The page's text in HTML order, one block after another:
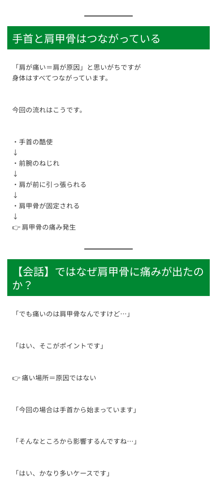
手首と肩甲骨はつながっている
「肩が痛い＝肩が原因」と思いがちですが
身体はすべてつながっています。
今回の流れはこうです。
・手首の酷使
↓
・前腕のねじれ
↓
・肩が前に引っ張られる
↓
・肩甲骨が固定される
↓
👉 肩甲骨の痛み発生
【会話】ではなぜ肩甲骨に痛みが出たの
か？
「でも痛いのは肩甲骨なんですけど…」
「はい、そこがポイントです」
👉 痛い場所＝原因ではない
「今回の場合は手首から始まっています」
「そんなところから影響するんですね…」
「はい、かなり多いケースです」